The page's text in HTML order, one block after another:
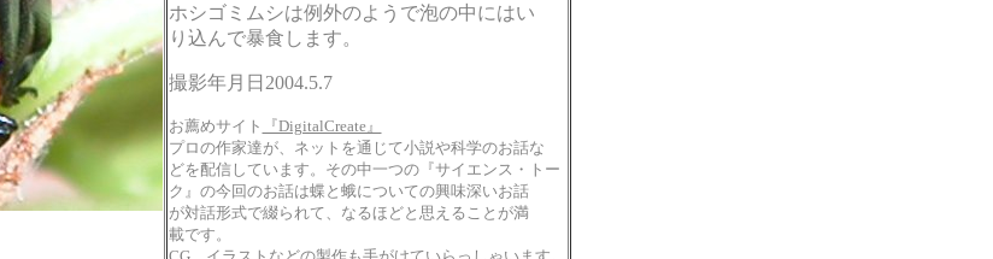
ホシゴミムシは例外のようで泡の中にはい
り込んで暴食します。
撮影年月日2004.5.7
お薦めサイト
『DigitalCreate』
プロの作家達が、ネットを通じて小説や科学のお話な
どを配信しています。その中一つの『サイエンス・トー
ク』の今回のお話は蝶と蛾についての興味深いお話
が対話形式で綴られて、なるほどと思えることが満
載です。